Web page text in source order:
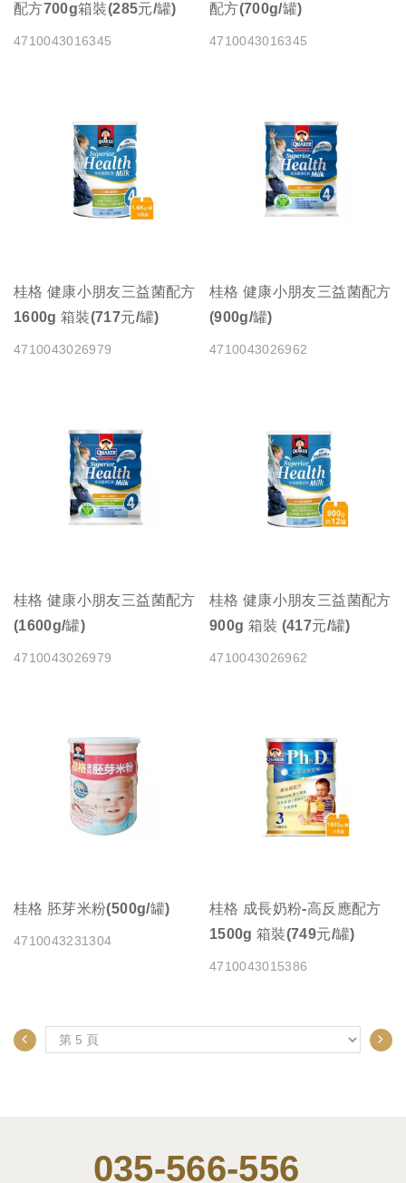
配方700g箱裝(285元/罐)
4710043016345
配方(700g/罐)
4710043016345
桂格 健康小朋友三益菌配方
1600g 箱裝(717元/罐)
4710043026979
桂格 健康小朋友三益菌配方
(900g/罐)
4710043026962
桂格 健康小朋友三益菌配方
(1600g/罐)
4710043026979
桂格 健康小朋友三益菌配方
900g 箱裝 (417元/罐)
4710043026962
桂格 胚芽米粉(500g/罐)
4710043231304
桂格 成長奶粉-高反應配方
1500g 箱裝(749元/罐)
4710043015386
035-566-556